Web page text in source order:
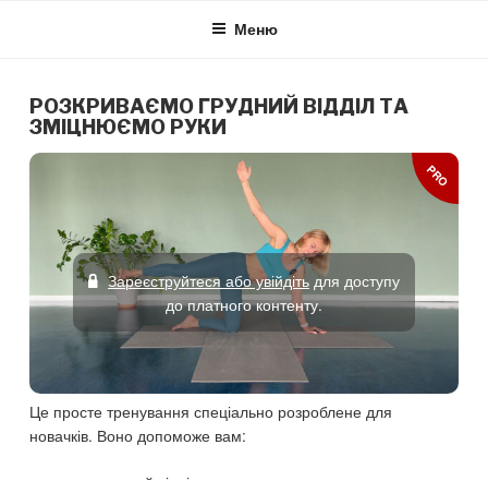
Меню
РОЗКРИВАЄМО ГРУДНИЙ ВІДДІЛ ТА
ЗМІЦНЮЄМО РУКИ
PRO
Зареєструйтеся або увійдітьдля доступу
до платного контенту.
Це просте тренування спеціально розроблене для
новачків. Воно допоможе вам: